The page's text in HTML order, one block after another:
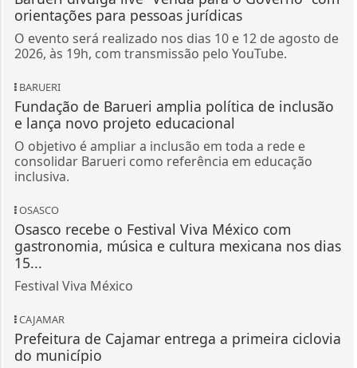
orientações para pessoas jurídicas
O evento será realizado nos dias 10 e 12 de agosto de
2026, às 19h, com transmissão pelo YouTube.
BARUERI
Fundação de Barueri amplia política de inclusão
e lança novo projeto educacional
O objetivo é ampliar a inclusão em toda a rede e
consolidar Barueri como referência em educação
inclusiva.
OSASCO
Osasco recebe o Festival Viva México com
gastronomia, música e cultura mexicana nos dias
15...
Festival Viva México
CAJAMAR
Prefeitura de Cajamar entrega a primeira ciclovia
do município